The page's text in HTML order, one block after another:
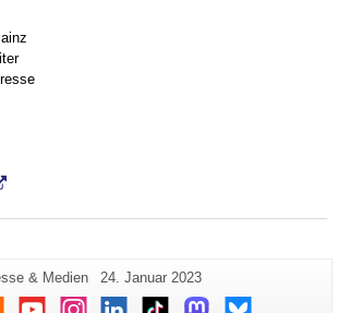
Zusätzliche
Informationen
& Medien
Letzte
Aktualisierung:
24. Januar 2023
YoutubeInstagram
LinkedInTikTokMastodonBluesky